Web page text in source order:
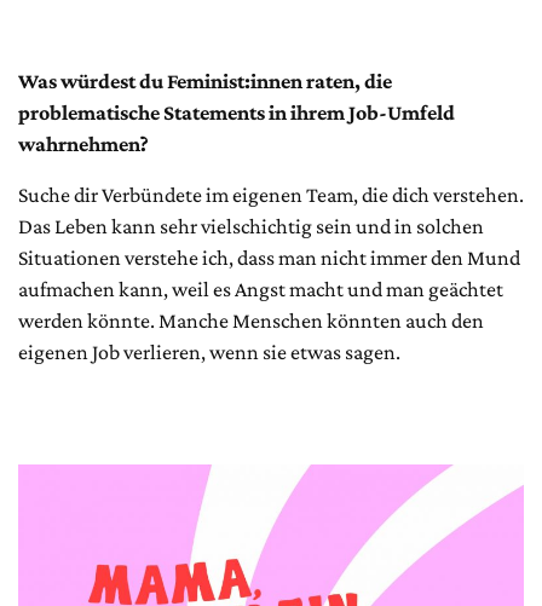
Was würdest du Feminist:innen raten, die
problematische Statements in ihrem Job-Umfeld
wahrnehmen?
Suche dir Verbündete im eigenen Team, die dich verstehen.
Das Leben kann sehr vielschichtig sein und in solchen
Situationen verstehe ich, dass man nicht immer den Mund
aufmachen kann, weil es Angst macht und man geächtet
werden könnte. Manche Menschen könnten auch den
eigenen Job verlieren, wenn sie etwas sagen.